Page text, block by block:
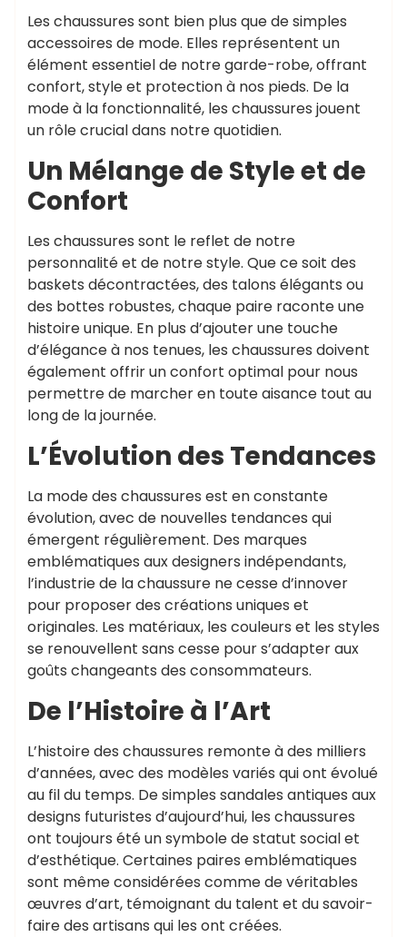
Les chaussures sont bien plus que de simples
accessoires de mode. Elles représentent un
élément essentiel de notre garde-robe, offrant
confort, style et protection à nos pieds. De la
mode à la fonctionnalité, les chaussures jouent
un rôle crucial dans notre quotidien.
Un Mélange de Style et de
Confort
Les chaussures sont le reflet de notre
personnalité et de notre style. Que ce soit des
baskets décontractées, des talons élégants ou
des bottes robustes, chaque paire raconte une
histoire unique. En plus d’ajouter une touche
d’élégance à nos tenues, les chaussures doivent
également offrir un confort optimal pour nous
permettre de marcher en toute aisance tout au
long de la journée.
L’Évolution des Tendances
La mode des chaussures est en constante
évolution, avec de nouvelles tendances qui
émergent régulièrement. Des marques
emblématiques aux designers indépendants,
l’industrie de la chaussure ne cesse d’innover
pour proposer des créations uniques et
originales. Les matériaux, les couleurs et les styles
se renouvellent sans cesse pour s’adapter aux
goûts changeants des consommateurs.
De l’Histoire à l’Art
L’histoire des chaussures remonte à des milliers
d’années, avec des modèles variés qui ont évolué
au fil du temps. De simples sandales antiques aux
designs futuristes d’aujourd’hui, les chaussures
ont toujours été un symbole de statut social et
d’esthétique. Certaines paires emblématiques
sont même considérées comme de véritables
œuvres d’art, témoignant du talent et du savoir-
faire des artisans qui les ont créées.